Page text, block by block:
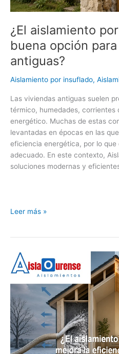
¿El aislamiento
buena opción
antiguas?
Aislamiento por insuflado,
Las viviendas antiguas suelen
térmico, humedades, corrientes
energético. Muchas de estas
levantadas en épocas en las
eficiencia energética, por lo
adecuado. En este contexto,
soluciones modernas y
viviendas
antiguas?
Leer más »
¿El
aislamiento
insuflado
mejora
la
eficiencia
energética?